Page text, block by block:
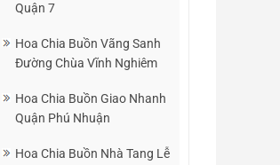
Quận 7
Hoa Chia Buồn Vãng Sanh
Đường Chùa Vĩnh Nghiêm
Hoa Chia Buồn Giao Nhanh
Quận Phú Nhuận
Hoa Chia Buồn Nhà Tang Lễ